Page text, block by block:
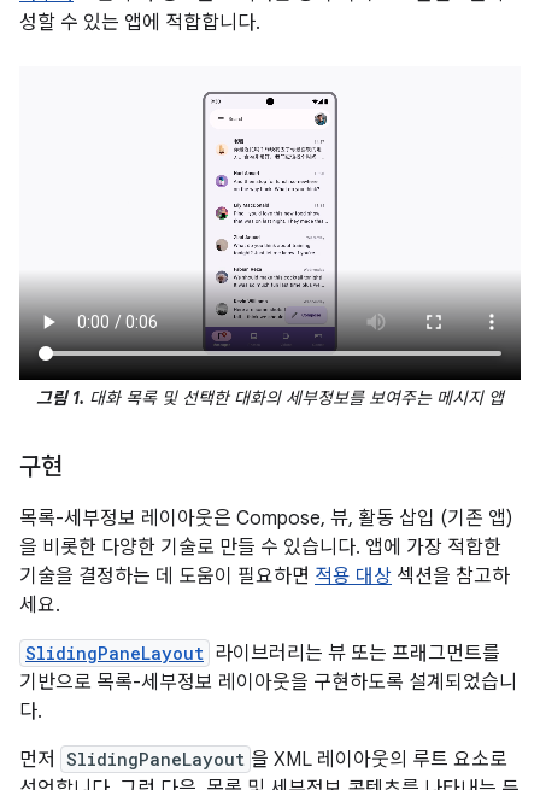
성할 수 있는 앱에 적합합니다.
그림 1. 대화 목록 및 선택한 대화의 세부정보를 보여주는 메시지 앱
구현
목록-세부정보 레이아웃은 Compose, 뷰, 활동 삽입 (기존 앱)
을 비롯한 다양한 기술로 만들 수 있습니다. 앱에 가장 적합한
기술을 결정하는 데 도움이 필요하면 적용 대상 섹션을 참고하
세요.
SlidingPaneLayout 라이브러리는 뷰 또는 프래그먼트를
기반으로 목록-세부정보 레이아웃을 구현하도록 설계되었습니
다.
먼저
SlidingPaneLayout 을 XML 레이아웃의 루트 요소로